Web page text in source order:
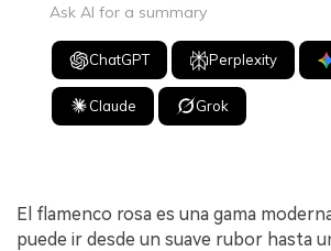
Ask AI for a summary
ChatGPT Perplexity
Claude Grok
El flamenco rosa es una gama
puede ir desde un suave rubor hasta